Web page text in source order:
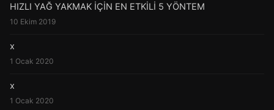
HIZLI YAĞ YAKMAK İÇİN EN ETKİLİ 5 YÖNTEM
10 Ekim 2019
x
1 Ocak 2020
x
1 Ocak 2020